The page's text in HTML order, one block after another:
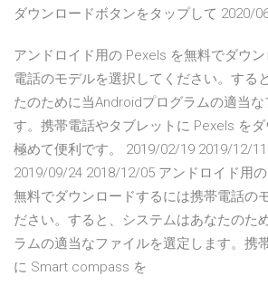
ダウンロードボタンをタップして 2020/
アンドロイド用の Pexels を無料でダウ
電話のモデルを選択してください。する
たのために当Androidプログラムの適当
す。携帯電話やタブレットに Pexels を
極めて便利です。 2019/02/19 2019/12/
2019/09/24 2018/12/05 アンドロイド用
無料でダウンロードするには携帯電話の
ださい。すると、システムはあなたのた
ラムの適当なファイルを選定します。携
に Smart compass を